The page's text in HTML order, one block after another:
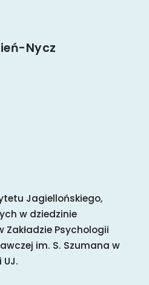
Nycz
Jagiellońskiego,
w dziedzinie
Psychologii
im. S. Szumana w